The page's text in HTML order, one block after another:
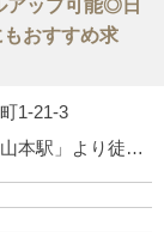
アップ可能◎日
おすすめ求
1-21-3
近鉄大阪線「河内山本駅」より徒歩21分